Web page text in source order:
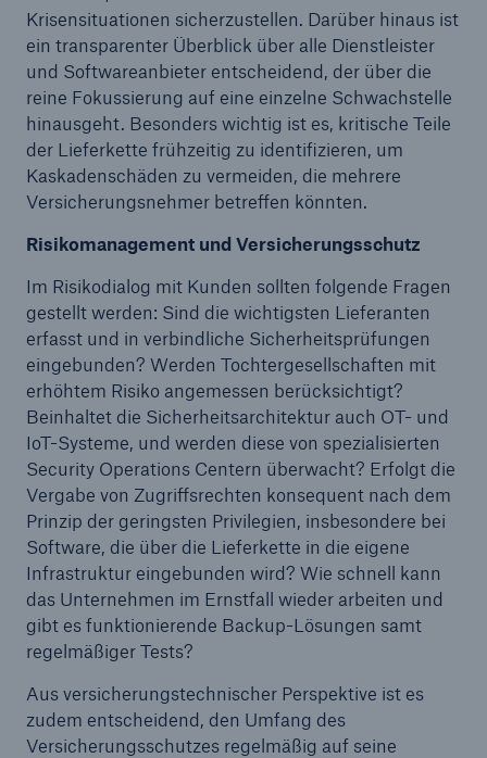
Krisensituationen sicherzustellen. Darüber hinaus ist
ein transparenter Überblick über alle Dienstleister
und Softwareanbieter entscheidend, der über die
reine Fokussierung auf eine einzelne Schwachstelle
hinausgeht. Besonders wichtig ist es, kritische Teile
der Lieferkette frühzeitig zu identifizieren, um
Kaskadenschäden zu vermeiden, die mehrere
Versicherungsnehmer betreffen könnten.
Risikomanagement und Versicherungsschutz
Im Risikodialog mit Kunden sollten folgende Fragen
gestellt werden: Sind die wichtigsten Lieferanten
erfasst und in verbindliche Sicherheitsprüfungen
eingebunden? Werden Tochtergesellschaften mit
erhöhtem Risiko angemessen berücksichtigt?
Beinhaltet die Sicherheitsarchitektur auch OT- und
IoT-Systeme, und werden diese von spezialisierten
Security Operations Centern überwacht? Erfolgt die
Vergabe von Zugriffsrechten konsequent nach dem
Prinzip der geringsten Privilegien, insbesondere bei
Software, die über die Lieferkette in die eigene
Infrastruktur eingebunden wird? Wie schnell kann
das Unternehmen im Ernstfall wieder arbeiten und
gibt es funktionierende Backup-Lösungen samt
regelmäßiger Tests?
Aus versicherungstechnischer Perspektive ist es
zudem entscheidend, den Umfang des
Versicherungsschutzes regelmäßig auf seine
Rückversicherung Leben/Gesundheit
MIRA Digital Suite
Lösungen
Cyber-Lösungen von Munich Re